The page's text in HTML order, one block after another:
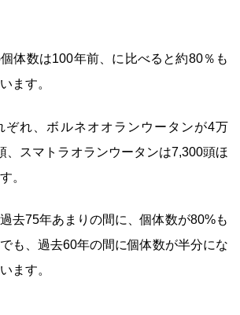
体数は100年前、に比べると約80％も
ます。
ぞれ、ボルネオオランウータンが4万
、スマトラオランウータンは7,300頭ほ
。
去75年あまりの間に、個体数が80%も
も、過去60年の間に個体数が半分にな
ます。